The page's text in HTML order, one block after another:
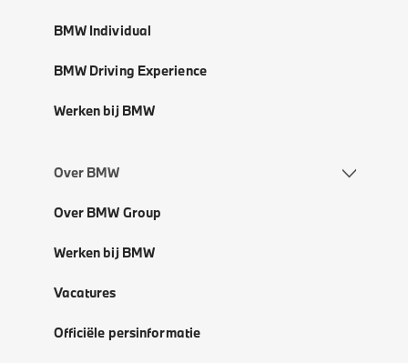
BMW Individual
BMW Driving Experience
Werken bij BMW
Over BMW
Over BMW Group
Werken bij BMW
Vacatures
Officiële persinformatie